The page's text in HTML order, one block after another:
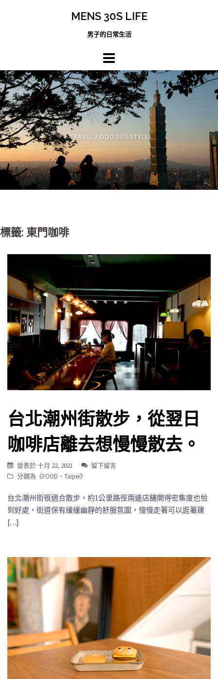
MENS 30S LIFE
男子的日常生活
TRAVEL FOOD LIFESTYLE
標籤: 東門咖啡
台北潮州街散步，從翌日
咖啡店離去想慢慢散去。
發表於十月 22, 2021
留下留言
分類為《FOOD 、 Taipei》
台北潮州街很適合散步，約1公里路徑兩邊店舖開得密集度也恰
到好處，街道保有緩緩幽靜的舒服氛圍，慢慢走著可以逛著建
[…]